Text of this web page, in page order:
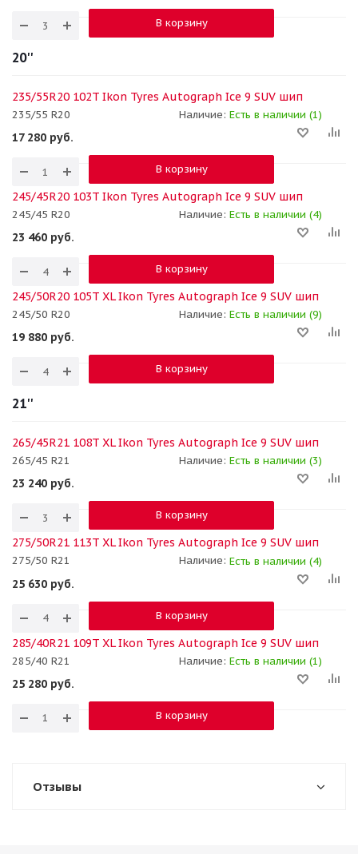
В корзину
20''
235/55R20 102T Ikon Tyres Autograph Ice 9 SUV шип
235/55 R20 Наличие: Есть в наличии (1)
17 280 руб.
В корзину
245/45R20 103T Ikon Tyres Autograph Ice 9 SUV шип
245/45 R20 Наличие: Есть в наличии (4)
23 460 руб.
В корзину
245/50R20 105T XL Ikon Tyres Autograph Ice 9 SUV шип
245/50 R20 Наличие: Есть в наличии (9)
19 880 руб.
В корзину
21''
265/45R21 108T XL Ikon Tyres Autograph Ice 9 SUV шип
265/45 R21 Наличие: Есть в наличии (3)
23 240 руб.
В корзину
275/50R21 113T XL Ikon Tyres Autograph Ice 9 SUV шип
275/50 R21 Наличие: Есть в наличии (4)
25 630 руб.
В корзину
285/40R21 109T XL Ikon Tyres Autograph Ice 9 SUV шип
285/40 R21 Наличие: Есть в наличии (1)
25 280 руб.
В корзину
Отзывы